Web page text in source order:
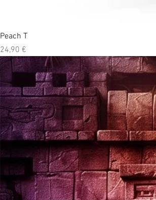
Peach T
Prix
24,90 €